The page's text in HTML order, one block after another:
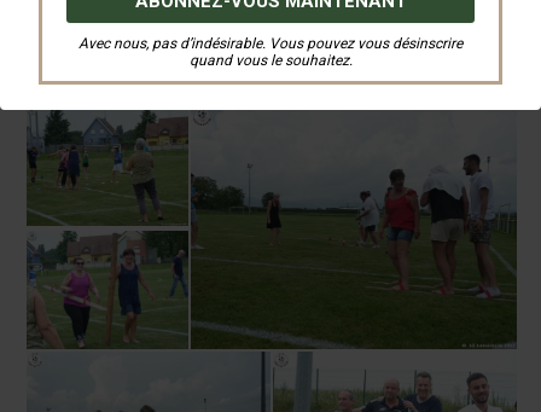
Avec nous, pas d’indésirable. Vous pouvez vous désinscrire
quand vous le souhaitez.